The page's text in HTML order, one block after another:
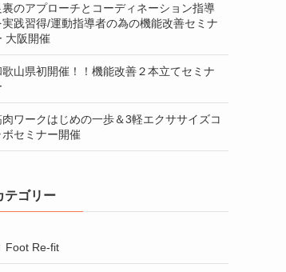
裏のアプローチとコーディネーション指導
実践習得/運動指導者の為の機能改善セミナ
大阪開催
歌山県初開催！！機能改善２本立てセミナ
肉ワークはじめの一歩＆3軽エクササイズコ
ボセミナー開催
テゴリー
Foot Re-fit